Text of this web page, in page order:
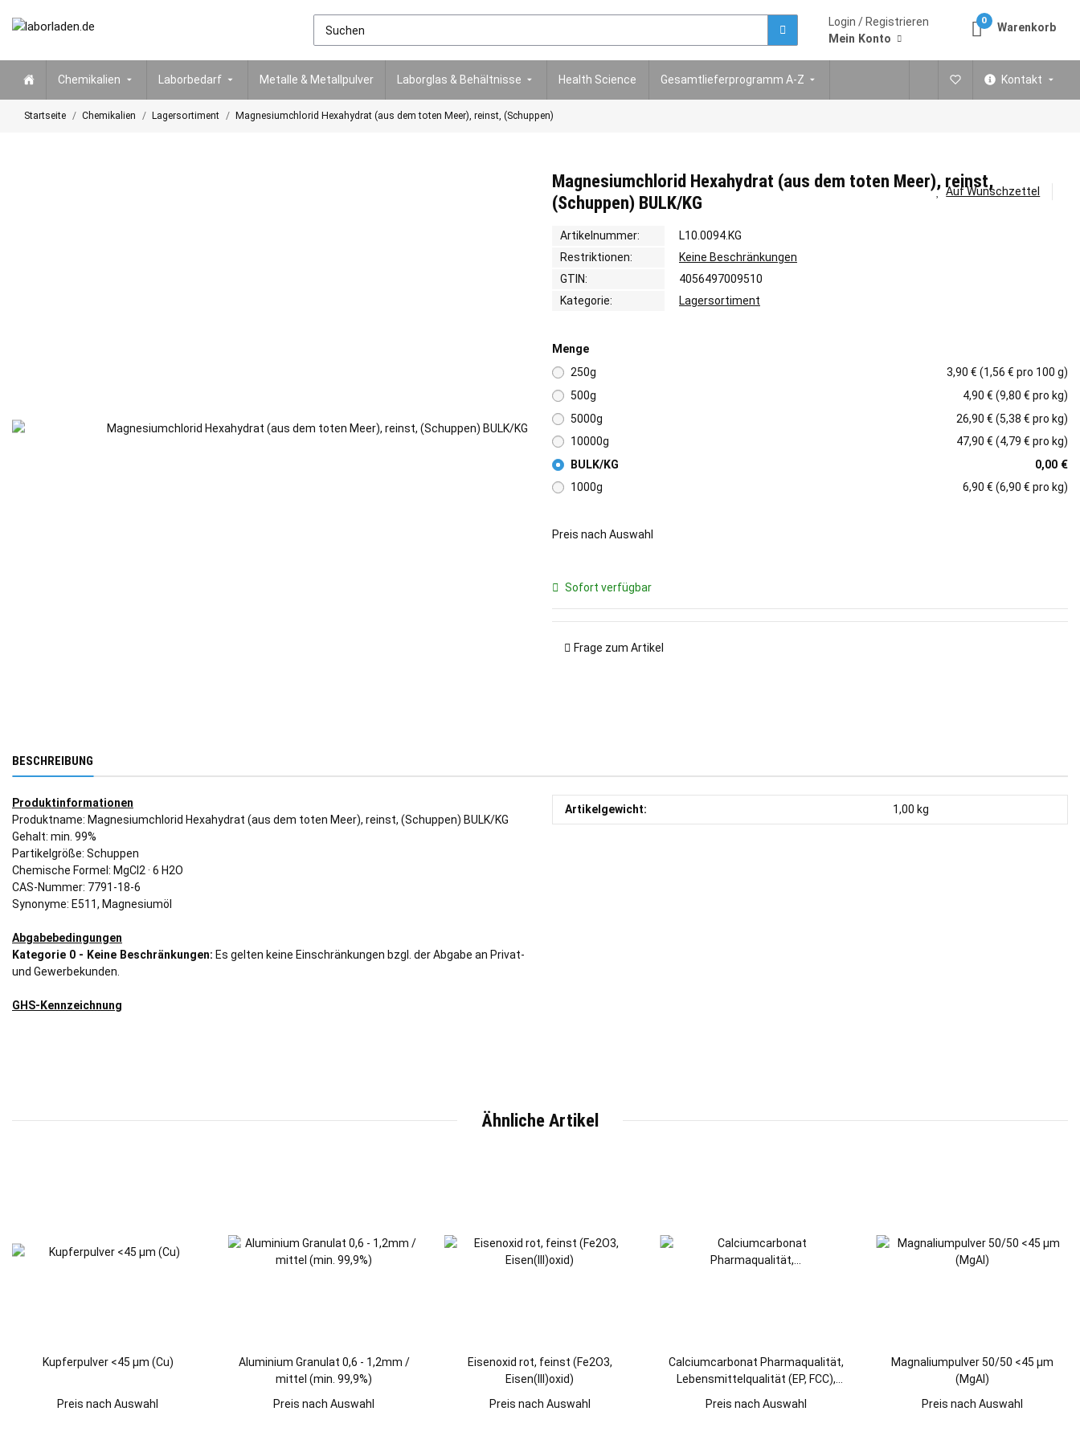
Login / Registrieren
Mein Konto
0
Warenkorb
Chemikalien Laborbedarf Metalle & Metallpulver Laborglas & Behältnisse Health Science Gesamtlieferprogramm A-Z Kontakt
Startseite Chemikalien Lagersortiment Magnesiumchlorid Hexahydrat (aus dem toten Meer), reinst, (Schuppen)
Magnesiumchlorid Hexahydrat (aus dem toten Meer), reinst,
(Schuppen) BULK/KG
Artikelnummer:
L10.0094.KG
Restriktionen:
Keine Beschränkungen
GTIN:
4056497009510
Kategorie:
Lagersortiment
Menge
250g
3,90 € (1,56 € pro 100 g)
500g
4,90 € (9,80 € pro kg)
5000g
26,90 € (5,38 € pro kg)
10000g
47,90 € (4,79 € pro kg)
BULK/KG
0,00 €
1000g
6,90 € (6,90 € pro kg)
Preis nach Auswahl
Sofort verfügbar
Frage zum Artikel
Auf Wunschzettel
BESCHREIBUNG
Produktinformationen
Produktname: Magnesiumchlorid Hexahydrat (aus dem toten Meer), reinst, (Schuppen) BULK/KG
Gehalt: min. 99%
Partikelgröße: Schuppen
Chemische Formel: MgCl2 · 6 H2O
CAS-Nummer: 7791-18-6
Synonyme: E511, Magnesiumöl
Abgabebedingungen
Kategorie 0 - Keine Beschränkungen: Es gelten keine Einschränkungen bzgl. der Abgabe an Privat-
und Gewerbekunden.
GHS-Kennzeichnung
Artikelgewicht: 1,00 kg
Ähnliche Artikel
Kupferpulver <45 µm (Cu)
Preis nach Auswahl
Aluminium Granulat 0,6 - 1,2mm /
mittel (min. 99,9%)
Preis nach Auswahl
Eisenoxid rot, feinst (Fe2O3,
Eisen(III)oxid)
Preis nach Auswahl
Calciumcarbonat Pharmaqualität,
Lebensmittelqualität (EP, FCC),
Preis nach Auswahl
Magnaliumpulver 50/50 <45 µm
(MgAl)
Preis nach Auswahl